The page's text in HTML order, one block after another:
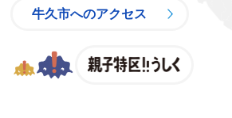
牛久市へのアクセス